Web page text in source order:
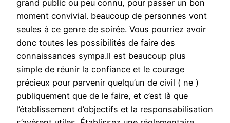
grand public ou peu connu, pour passer un bon
moment convivial. beaucoup de personnes vont
seules à ce genre de soirée. Vous pourriez avoir
donc toutes les possibilités de faire des
connaissances sympa.Il est beaucoup plus
simple de réunir la confiance et le courage
précieux pour parvenir quelqu’un de civil ( ne )
publiquement que de le faire, et c’est là que
l’établissement d’objectifs et la responsabilisation